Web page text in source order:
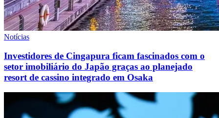
Notícias
Investidores de Cingapura ficam fascinados com o
setor imobiliário do Japão graças ao planejado
resort de cassino integrado em Osaka